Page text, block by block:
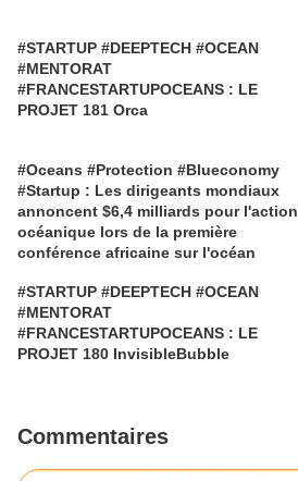
#STARTUP #DEEPTECH #OCEAN
#MENTORAT
#FRANCESTARTUPOCEANS : LE
PROJET 181 Orca
#Oceans #Protection #Blueconomy
#Startup : Les dirigeants mondiaux
annoncent $6,4 milliards pour l'action
océanique lors de la première
conférence africaine sur l'océan
#STARTUP #DEEPTECH #OCEAN
#MENTORAT
#FRANCESTARTUPOCEANS : LE
PROJET 180 InvisibleBubble
Commentaires